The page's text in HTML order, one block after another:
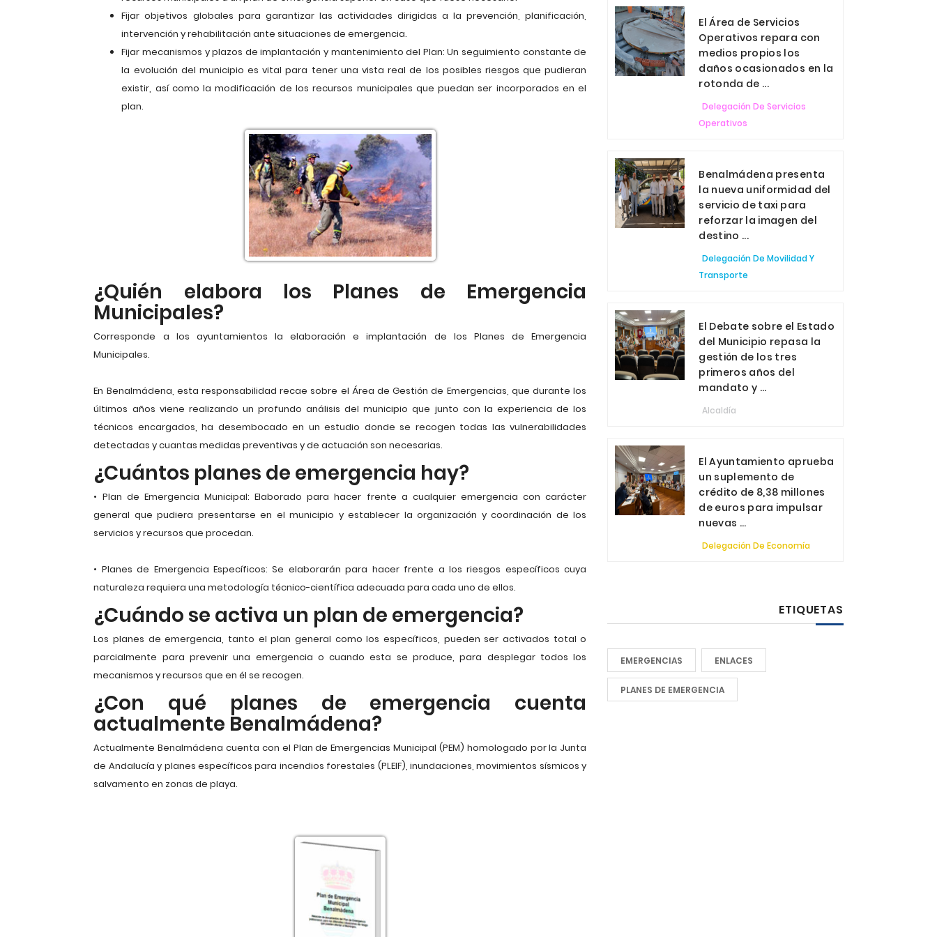
Fijar objetivos globales para garantizar las actividades dirigidas a la prevención, planificación,
intervención y rehabilitación ante situaciones de emergencia.
Fijar mecanismos y plazos de implantación y mantenimiento del Plan: Un seguimiento constante de
la evolución del municipio es vital para tener una vista real de los posibles riesgos que pudieran
existir, así como la modificación de los recursos municipales que puedan ser incorporados en el
plan.
¿Quién elabora los Planes de Emergencia
Municipales?
Corresponde a los ayuntamientos la elaboración e implantación de los Planes de Emergencia
Municipales.
En Benalmádena, esta responsabilidad recae sobre el Área de Gestión de Emergencias, que durante los
últimos años viene realizando un profundo análisis del municipio que junto con la experiencia de los
técnicos encargados, ha desembocado en un estudio donde se recogen todas las vulnerabilidades
detectadas y cuantas medidas preventivas y de actuación son necesarias.
¿Cuántos planes de emergencia hay?
• Plan de Emergencia Municipal: Elaborado para hacer frente a cualquier emergencia con carácter
general que pudiera presentarse en el municipio y establecer la organización y coordinación de los
servicios y recursos que procedan.
• Planes de Emergencia Específicos: Se elaborarán para hacer frente a los riesgos específicos cuya
naturaleza requiera una metodología técnico-científica adecuada para cada uno de ellos.
¿Cuándo se activa un plan de emergencia?
Los planes de emergencia, tanto el plan general como los específicos, pueden ser activados total o
parcialmente para prevenir una emergencia o cuando esta se produce, para desplegar todos los
mecanismos y recursos que en él se recogen.
¿Con qué planes de emergencia cuenta
actualmente Benalmádena?
Actualmente Benalmádena cuenta con el Plan de Emergencias Municipal (PEM) homologado por la Junta
de Andalucía y planes específicos para incendios forestales (PLEIF), inundaciones, movimientos sísmicos y
salvamento en zonas de playa.
El Área de Servicios
Operativos repara con
medios propios los
daños ocasionados en la
rotonda de ...
Delegación De Servicios
Operativos
Benalmádena presenta
la nueva uniformidad del
servicio de taxi para
reforzar la imagen del
destino ...
Delegación De Movilidad Y
Transporte
El Debate sobre el Estado
del Municipio repasa la
gestión de los tres
primeros años del
mandato y ...
Alcaldía
El Ayuntamiento aprueba
un suplemento de
crédito de 8,38 millones
de euros para impulsar
nuevas ...
Delegación De Economía
ETIQUETAS
EMERGENCIAS ENLACES
PLANES DE EMERGENCIA